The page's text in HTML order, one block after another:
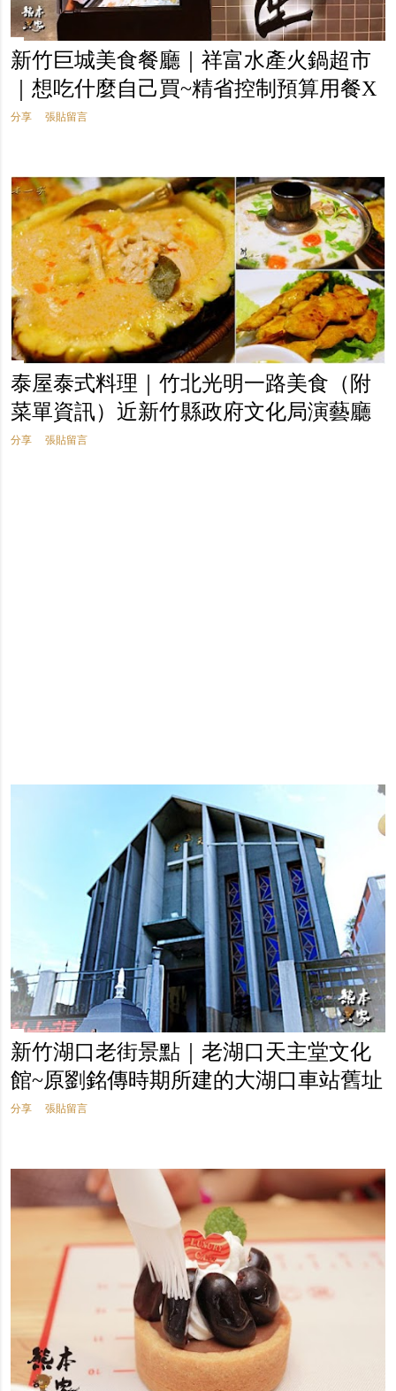
新竹巨城美食餐廳｜祥富水產火鍋超市
｜想吃什麼自己買~精省控制預算用餐X
分享 張貼留言
泰屋泰式料理｜竹北光明一路美食（附
菜單資訊）近新竹縣政府文化局演藝廳
分享 張貼留言
新竹湖口老街景點｜老湖口天主堂文化
館~原劉銘傳時期所建的大湖口車站舊址
分享 張貼留言